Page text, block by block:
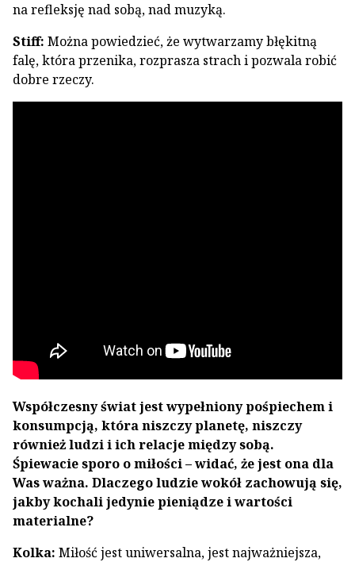
na refleksję nad sobą, nad muzyką.
Stiff: Można powiedzieć, że wytwarzamy błękitną
falę, która przenika, rozprasza strach i pozwala robić
dobre rzeczy.
Współczesny świat jest wypełniony pośpiechem i
konsumpcją, która niszczy planetę, niszczy
również ludzi i ich relacje między sobą.
Śpiewacie sporo o miłości – widać, że jest ona dla
Was ważna. Dlaczego ludzie wokół zachowują się,
jakby kochali jedynie pieniądze i wartości
materialne?
Kolka: Miłość jest uniwersalna, jest najważniejsza,